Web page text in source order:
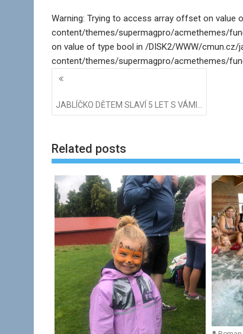
Warning: Trying to access array offset on
content/themes/supermagpro/acmethemes/
on value of type bool in /DISK2/WWW/cmun.cz/
content/themes/supermagpro/acmethemes/
Navigace
příspěvky
JABLÍČKO DĚTEM SLAVÍ 5 LET S VÁMI…
Related posts